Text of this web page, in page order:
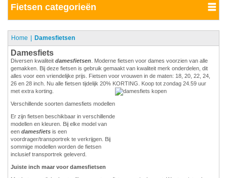
Fietsen categorieën
Home Damesfietsen
Damesfiets
Diversen kwaliteit damesfietsen . Moderne fietsen voor dames voorzien van alle
gemakken. Bij deze fietsen is gebruik gemaakt van kwaliteit merk onderdelen, dit
alles voor een vriendelijke prijs. Fietsen voor vrouwen in de maten: 18, 20, 22, 24,
26 en 28 inch. Nu alle fietsen tijdelijk 20% KORTING. Koop tot zondag 24.59 uur
met extra korting.
Verschillende soorten damesfiets modellen
Er zijn fietsen beschikbaar in verschillende
modellen en kleuren. Bij elke model van
een damesfiets is een
voordrager/transportrek te verkrijgen. Bij
sommige modellen worden de fietsen
inclusief transportrek geleverd.
Juiste inch maar voor damesfietsen